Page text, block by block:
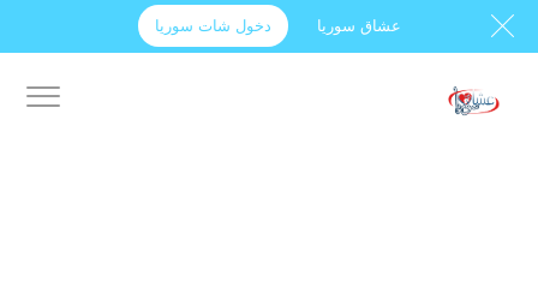
عشاق سوريا دخول شات سوريا